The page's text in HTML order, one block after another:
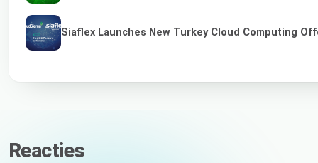
Siaflex Launches New Turkey Cloud Computing
Reacties